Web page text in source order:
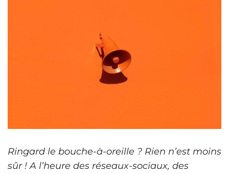
Ringard le bouche-à-oreille ? Rien n’est moins
sûr ! A l’heure des réseaux-sociaux, des